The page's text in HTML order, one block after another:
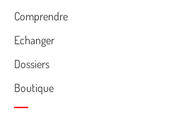
Comprendre
Echanger
Dossiers
Boutique